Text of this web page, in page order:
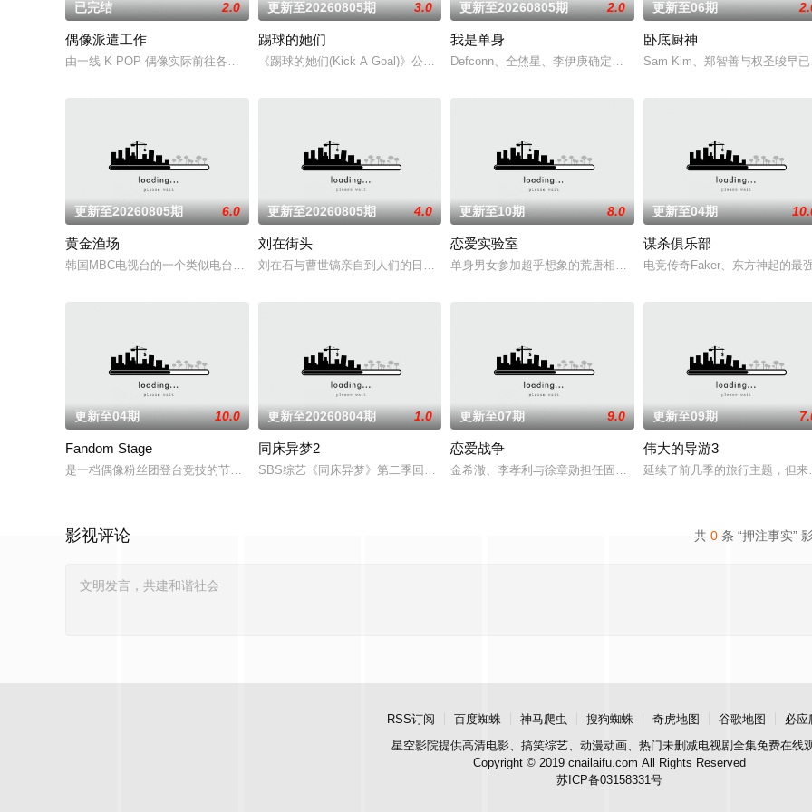
已完结 2.0
偶像派遣工作
由一线 K POP 偶像实际前往各种真实职场，代替辛苦工作的素人上班族工作一整天， 让原本的员工获得难得的休息与疗愈时光。 透过偶像亲身
更新至20260805期 3.0
踢球的她们
《踢球的她们(Kick A Goal)》公布全新两支队伍中一队的成员。SBS《踢球的她们》是女性出演者成为足
更新至20260805期 2.0
我是单身
Defconn、全烋星、李伊庚确定成为SBS PLUS、skyTV的NQQ频道
更新至06期
卧底厨神
Sam Kim、郑智善与权圣晙早
更新至20260805期 6.0
黄金渔场
韩国MBC电视台的一个类似电台的脱口秀谈话节目，主题是看得见的radio。每周三晚播出，每期邀请几位嘉宾，其中包括很多当红演员、歌手、
更新至20260805期 4.0
刘在街头
刘在石与曹世镐亲自到人们的日常生活中寻找简朴的素材，并且惊喜出题，在街头和路人“搭讪互动”，是
更新至10期 8.0
恋爱实验室
单身男女参加超乎想象的荒唐相亲，从第一次见面开始，脑停止的情
更新至04期
谋杀俱乐部
电竞传奇Faker、东方神起的最
更新至04期 10.0
Fandom Stage
是一档偶像粉丝团登台竞技的节目。据悉，GOD、BigBang、SHINee、EXO、TWICE、MONSTA X 和 SEVENTEEN 等组合的粉丝俱乐
更新至20260804期 1.0
同床异梦2
SBS综艺《同床异梦》第二季回归，金九拉、徐章勋搭档主持，主题由第一季亲子关系转向夫妻关系，在
更新至07期 9.0
恋爱战争
金希澈、李孝利与徐章勋担任固定MC，由“恋爱高手”主持团亲自接
更新至09期
伟大的导游3
延续了前几季的旅行主题，但
共 0 条 “押注事实”
影视评论
RSS订阅 百度蜘蛛 神马爬虫 搜狗蜘蛛 奇虎地图 谷歌地图
必应
星空影院提供高清电影、搞笑综艺、动漫动画、热门未删减电视剧全集免费在线
Copyright © 2019 cnailaifu.com All Rights Reserved
苏ICP备03158331号